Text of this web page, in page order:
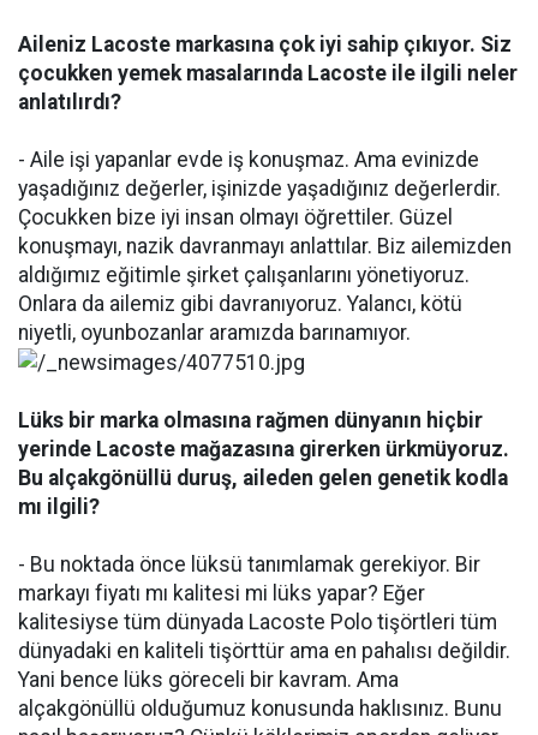
Aileniz Lacoste markasına çok iyi sahip çıkıyor. Siz
çocukken yemek masalarında Lacoste ile ilgili neler
anlatılırdı?
- Aile işi yapanlar evde iş konuşmaz. Ama evinizde
yaşadığınız değerler, işinizde yaşadığınız değerlerdir.
Çocukken bize iyi insan olmayı öğrettiler. Güzel
konuşmayı, nazik davranmayı anlattılar. Biz ailemizden
aldığımız eğitimle şirket çalışanlarını yönetiyoruz.
Onlara da ailemiz gibi davranıyoruz. Yalancı, kötü
niyetli, oyunbozanlar aramızda barınamıyor.
Lüks bir marka olmasına rağmen dünyanın hiçbir
yerinde Lacoste mağazasına girerken ürkmüyoruz.
Bu alçakgönüllü duruş, aileden gelen genetik kodla
mı ilgili?
- Bu noktada önce lüksü tanımlamak gerekiyor. Bir
markayı fiyatı mı kalitesi mi lüks yapar? Eğer
kalitesiyse tüm dünyada Lacoste Polo tişörtleri tüm
dünyadaki en kaliteli tişörttür ama en pahalısı değildir.
Yani bence lüks göreceli bir kavram. Ama
alçakgönüllü olduğumuz konusunda haklısınız. Bunu